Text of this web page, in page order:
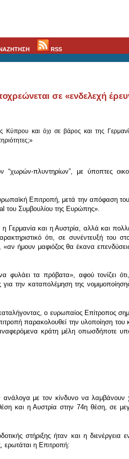
RSS
σε «ενδελεχή
Κύπρου και όχι σε βάρος και της
πλυντηρίων”, με ύποπτες
Επιτροπή, μετά την απόφαση
του Συμβουλίου της Ευρώπης».
Γερμανία και η Αυστρία, αλλά και
ότι, σε συνέντευξή του
ήμουν μαφιόζος θα έκανα
φυλάει τα πρόβατα», αφού τονίζει
την καταπολέμηση της
ο ευρωπαίος Επίτροπος
παρακολουθεί την υλοποίηση
κράτη μέλη οπωσδήποτε
με τον κίνδυνο να λαμβάνουν
και η Αυστρία στην 74η θέση, σε
στήριξης ήταν και η διενέργεια
ερωτάται η Επιτροπή: